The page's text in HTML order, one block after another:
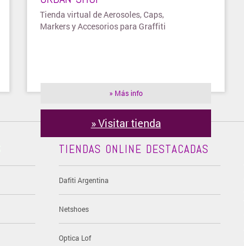
Tienda virtual de Aerosoles, Caps,
Markers y Accesorios para Graffiti
» Más info
» Visitar tienda
TIENDAS ONLINE DESTACADAS
Dafiti Argentina
Netshoes
Optica Lof